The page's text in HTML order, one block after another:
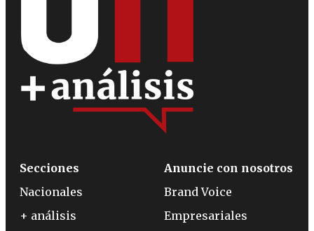
Secciones
Nacionales
+ análisis
Anuncie con nosotros
Brand Voice
Empresariales